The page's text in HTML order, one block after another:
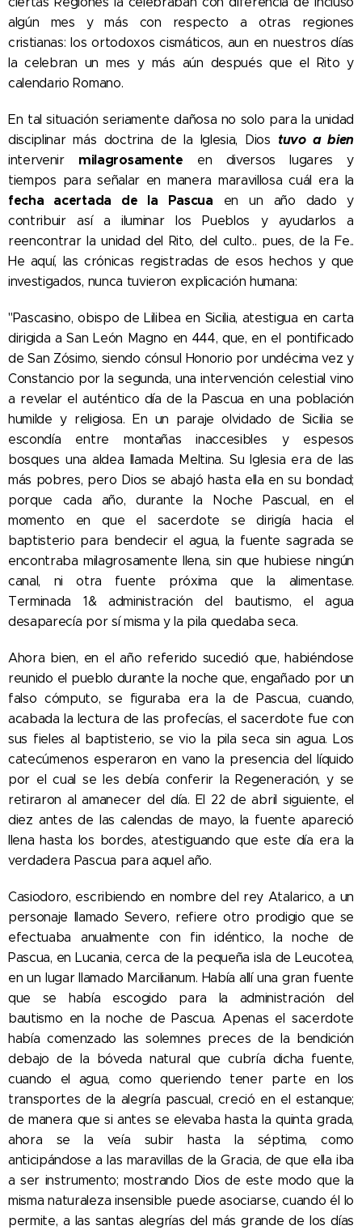
algún mes y más con respecto a otras regiones
cristianas: los ortodoxos cismáticos, aun en nuestros días
la celebran un mes y más aún después que el Rito y
calendario Romano.
En tal situación seriamente dañosa no solo para la unidad
disciplinar más doctrina de la Iglesia, Dios tuvo a bien
intervenir milagrosamente en diversos lugares y
tiempos para señalar en manera maravillosa cuál era la
fecha acertada de la Pascua en un año dado y
contribuir así a iluminar los Pueblos y ayudarlos a
reencontrar la unidad del Rito, del culto.. pues, de la Fe..
He aquí, las crónicas registradas de esos hechos y que
investigados, nunca tuvieron explicación humana:
"Pascasino, obispo de Lilibea en Sicilia, atestigua en carta
dirigida a San León Magno en 444, que, en el pontificado
de San Zósimo, siendo cónsul Honorio por undécima vez y
Constancio por la segunda, una intervención celestial vino
a revelar el auténtico día de la Pascua en una población
humilde y religiosa. En un paraje olvidado de Sicilia se
escondía entre montañas inaccesibles y espesos
bosques una aldea llamada Meltina. Su Iglesia era de las
más pobres, pero Dios se abajó hasta ella en su bondad;
porque cada año, durante la Noche Pascual, en el
momento en que el sacerdote se dirigía hacia el
baptisterio para bendecir el agua, la fuente sagrada se
encontraba milagrosamente llena, sin que hubiese ningún
canal, ni otra fuente próxima que la alimentase.
Terminada 1& administración del bautismo, el agua
desaparecía por sí misma y la pila quedaba seca.
Ahora bien, en el año referido sucedió que, habiéndose
reunido el pueblo durante la noche que, engañado por un
falso cómputo, se figuraba era la de Pascua, cuando,
acabada la lectura de las profecías, el sacerdote fue con
sus fieles al baptisterio, se vio la pila seca sin agua. Los
catecúmenos esperaron en vano la presencia del líquido
por el cual se les debía conferir la Regeneración, y se
retiraron al amanecer del día. El 22 de abril siguiente, el
diez antes de las calendas de mayo, la fuente apareció
llena hasta los bordes, atestiguando que este día era la
verdadera Pascua para aquel año.
Casiodoro, escribiendo en nombre del rey Atalarico, a un
personaje llamado Severo, refiere otro prodigio que se
efectuaba anualmente con fin idéntico, la noche de
Pascua, en Lucania, cerca de la pequeña isla de Leucotea,
en un lugar llamado Marcilianum. Había allí una gran fuente
que se había escogido para la administración del
bautismo en la noche de Pascua. Apenas el sacerdote
había comenzado las solemnes preces de la bendición
debajo de la bóveda natural que cubría dicha fuente,
cuando el agua, como queriendo tener parte en los
transportes de la alegría pascual, creció en el estanque;
de manera que si antes se elevaba hasta la quinta grada,
ahora se la veía subir hasta la séptima, como
anticipándose a las maravillas de la Gracia, de que ella iba
a ser instrumento; mostrando Dios de este modo que la
misma naturaleza insensible puede asociarse, cuando él lo
permite, a las santas alegrías del más grande de los días